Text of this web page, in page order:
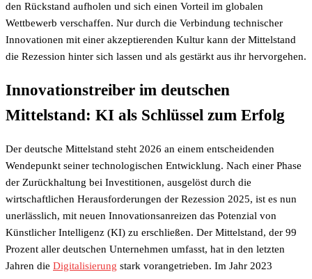
den Rückstand aufholen und sich einen Vorteil im globalen
Wettbewerb verschaffen. Nur durch die Verbindung technischer
Innovationen mit einer akzeptierenden Kultur kann der Mittelstand
die Rezession hinter sich lassen und als gestärkt aus ihr hervorgehen.
Innovationstreiber im deutschen
Mittelstand: KI als Schlüssel zum Erfolg
Der deutsche Mittelstand steht 2026 an einem entscheidenden
Wendepunkt seiner technologischen Entwicklung. Nach einer Phase
der Zurückhaltung bei Investitionen, ausgelöst durch die
wirtschaftlichen Herausforderungen der Rezession 2025, ist es nun
unerlässlich, mit neuen Innovationsanreizen das Potenzial von
Künstlicher Intelligenz (KI) zu erschließen. Der Mittelstand, der 99
Prozent aller deutschen Unternehmen umfasst, hat in den letzten
Jahren die Digitalisierung stark vorangetrieben. Im Jahr 2023